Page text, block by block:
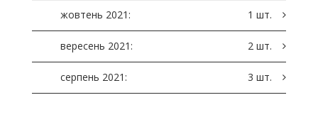
жовтень 2021: 1 шт.
вересень 2021: 2 шт.
серпень 2021: 3 шт.